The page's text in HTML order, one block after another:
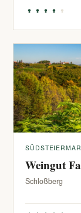
Weingut
Schloßberg